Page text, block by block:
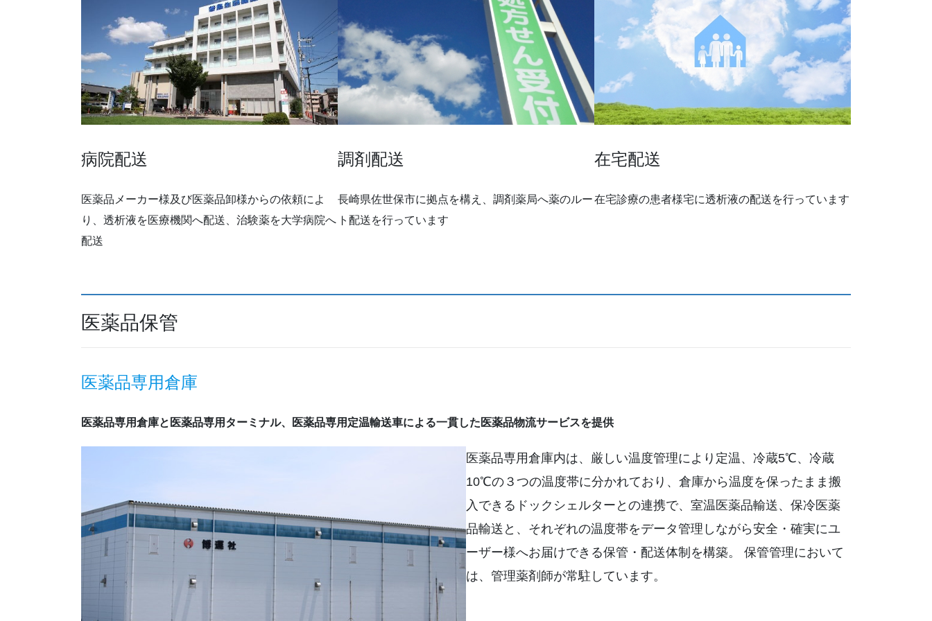
病院配送
医薬品メーカー様及び医薬品卸様からの依頼によ
り、透析液を医療機関へ配送、治験薬を大学病院へ
配送
調剤配送
長崎県佐世保市に拠点を構え、調剤薬局へ薬のルー
ト配送を行っています
在宅配送
在宅診療の患者様宅に透析液の配送を行っています
医薬品保管
医薬品専用倉庫
医薬品専用倉庫と医薬品専用ターミナル、医薬品専用定温輸送車による一貫した医薬品物流サービスを提供
医薬品専用倉庫内は、厳しい温度管理により定温、冷蔵5℃、冷蔵
10℃の３つの温度帯に分かれており、倉庫から温度を保ったまま搬
入できるドックシェルターとの連携で、室温医薬品輸送、保冷医薬
品輸送と、それぞれの温度帯をデータ管理しながら安全・確実にユ
ーザー様へお届けできる保管・配送体制を構築。 保管管理において
は、管理薬剤師が常駐しています。